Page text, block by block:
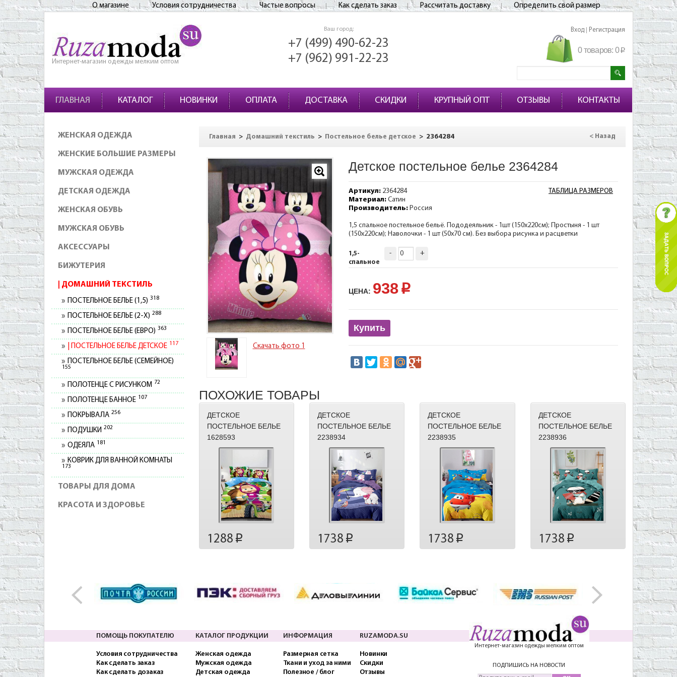
О магазине Условия сотрудничества Частые вопросы Как сделать заказ Рассчитать доставку Определить свой размер
Интернет-магазин одежды мелким оптом
Ваш город:
+7 (499) 490-62-23
+7 (962) 991-22-23
Вход Регистрация
0 товаров: 0p
ГЛАВНАЯ КАТАЛОГ НОВИНКИ ОПЛАТА ДОСТАВКА СКИДКИ КРУПНЫЙ ОПТ ОТЗЫВЫ КОНТАКТЫ
ЖЕНСКАЯ ОДЕЖДА
ЖЕНСКИЕ БОЛЬШИЕ РАЗМЕРЫ
МУЖСКАЯ ОДЕЖДА
ДЕТСКАЯ ОДЕЖДА
ЖЕНСКАЯ ОБУВЬ
МУЖСКАЯ ОБУВЬ
АКСЕССУАРЫ
БИЖУТЕРИЯ
ДОМАШНИЙ ТЕКСТИЛЬ
ПОСТЕЛЬНОЕ БЕЛЬЕ (1,5) 318
ПОСТЕЛЬНОЕ БЕЛЬЕ (2-Х) 288
ПОСТЕЛЬНОЕ БЕЛЬЕ (ЕВРО) 363
ПОСТЕЛЬНОЕ БЕЛЬЕ ДЕТСКОЕ 117
ПОСТЕЛЬНОЕ БЕЛЬЕ (СЕМЕЙНОЕ)
155
ПОЛОТЕНЦЕ С РИСУНКОМ 72
ПОЛОТЕНЦЕ БАННОЕ 107
ПОКРЫВАЛА 256
ПОДУШКИ 202
ОДЕЯЛА 181
КОВРИК ДЛЯ ВАННОЙ КОМНАТЫ
173
ТОВАРЫ ДЛЯ ДОМА
КРАСОТА И ЗДОРОВЬЕ
Главная > Домашний текстиль > Постельное белье детское > 2364284 < Назад
Скачать фото 1
Детское постельное белье 2364284
ТАБЛИЦА РАЗМЕРОВ
Артикул:2364284
Материал:Сатин
Производитель:Россия
1,5 спальное постельное бельё. Пододеяльник - 1шт (150х220см); Простыня - 1 шт
(150х220см); Наволочки - 1 шт (50х70 см). Без выбора рисунка и расцветки
1,5-
спальное
- +
ЦЕНА: 938p
Купить
ПОХОЖИЕ ТОВАРЫ
ДЕТСКОЕ
ПОСТЕЛЬНОЕ БЕЛЬЕ
1628593
1288 p
ДЕТСКОЕ
ПОСТЕЛЬНОЕ БЕЛЬЕ
2238934
1738 p
ДЕТСКОЕ
ПОСТЕЛЬНОЕ БЕЛЬЕ
2238935
1738 p
ДЕТСКОЕ
ПОСТЕЛЬНОЕ БЕЛЬЕ
2238936
1738 p
ПОМОЩЬ ПОКУПАТЕЛЮ
Условия сотрудничества
Как сделать заказ
Как сделать дозаказ
КАТАЛОГ ПРОДУКЦИИ
Женская одежда
Мужская одежда
Детская одежда
ИНФОРМАЦИЯ
Размерная сетка
Ткани и уход за ними
Полезное / блог
RUZAMODA.SU
Новинки
Скидки
Отзывы
Интернет-магазин одежды мелким оптом
ПОДПИШИСЬ НА НОВОСТИ